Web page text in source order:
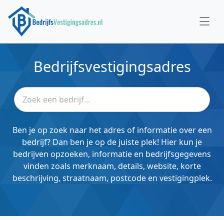
Bedrijfsvestigingsadres
Ben je op zoek naar het adres of informatie over een
bedrijf? Dan ben je op de juiste plek! Hier kun je
bedrijven opzoeken, informatie en bedrijfsgegevens
vinden zoals merknaam, details, website, korte
beschrijving, straatnaam, postcode en vestigingplek.